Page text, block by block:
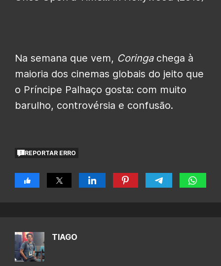
Na semana que vem, Coringachega à
maioria dos cinemas globais do jeito que
o Príncipe Palhaço gosta: com muito
barulho, controvérsia e confusão.
REPORTAR ERRO
TIAGO